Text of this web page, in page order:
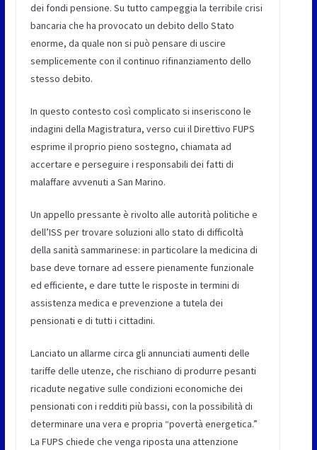
dei fondi pensione. Su tutto campeggia la terribile crisi
bancaria che ha provocato un debito dello Stato
enorme, da quale non si può pensare di uscire
semplicemente con il continuo rifinanziamento dello
stesso debito.
In questo contesto così complicato si inseriscono le
indagini della Magistratura, verso cui il Direttivo FUPS
esprime il proprio pieno sostegno, chiamata ad
accertare e perseguire i responsabili dei fatti di
malaffare avvenuti a San Marino.
Un appello pressante è rivolto alle autorità politiche e
dell’ISS per trovare soluzioni allo stato di difficoltà
della sanità sammarinese: in particolare la medicina di
base deve tornare ad essere pienamente funzionale
ed efficiente, e dare tutte le risposte in termini di
assistenza medica e prevenzione a tutela dei
pensionati e di tutti i cittadini.
Lanciato un allarme circa gli annunciati aumenti delle
tariffe delle utenze, che rischiano di produrre pesanti
ricadute negative sulle condizioni economiche dei
pensionati con i redditi più bassi, con la possibilità di
determinare una vera e propria “povertà energetica.”
La FUPS chiede che venga riposta una attenzione